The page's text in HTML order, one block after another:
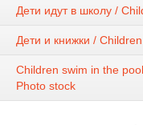
Дети идут в школу /
Дети и книжки /
Children swim in the
Photo stock